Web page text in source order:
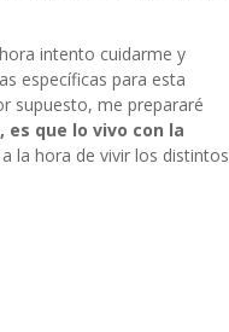
intento cuidarme y
específicas para esta
supuesto, me prepararé
es que lo vivo con la
la hora de vivir los distintos